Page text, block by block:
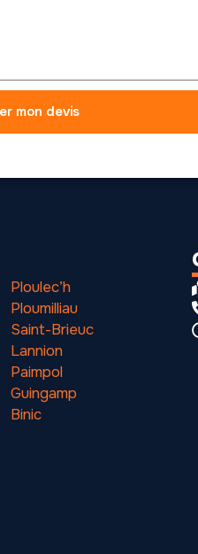
mon devis
Ploulec’h
Ploumilliau
Saint-Brieuc
Lannion
Paimpol
Guingamp
Binic